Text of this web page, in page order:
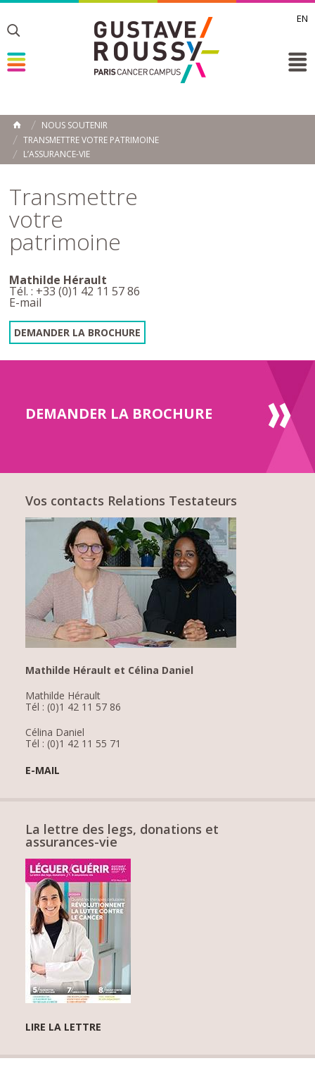
EN
Toggle
Toggle
Toggle
ACCUEIL
NOUS SOUTENIR
TRANSMETTRE VOTRE PATRIMOINE
L’ASSURANCE-VIE
Transmettre
votre
patrimoine
Mathilde Hérault
Tél. : +33 (0)1 42 11 57 86
E-mail
DEMANDER LA BROCHURE
DEMANDER LA BROCHURE
Vos contacts Relations Testateurs
Mathilde Hérault et Célina Daniel
Mathilde Hérault
Tél : (0)1 42 11 57 86
Célina Daniel
Tél : (0)1 42 11 55 71
E-MAIL
La lettre des legs, donations et
assurances-vie
LIRE LA LETTRE